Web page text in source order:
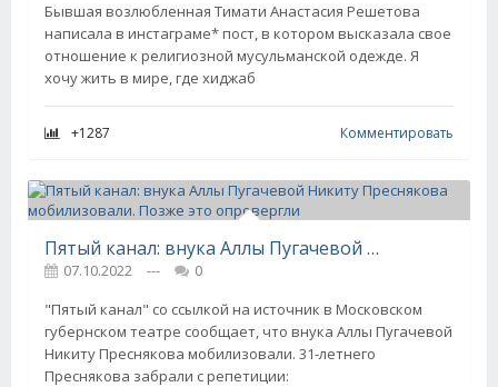
Бывшая возлюбленная Тимати Анастасия Решетова
написала в инстаграме* пост, в котором высказала свое
отношение к религиозной мусульманской одежде. Я
хочу жить в мире, где хиджаб
+1287 Комментировать
Пятый канал: внука Аллы Пугачевой Никиту Преснякова мобилизовали. Позже это опровергли
07.10.2022 ---
0
"Пятый канал" со ссылкой на источник в Московском
губернском театре сообщает, что внука Аллы Пугачевой
Никиту Преснякова мобилизовали. 31-летнего
Преснякова забрали с репетиции: